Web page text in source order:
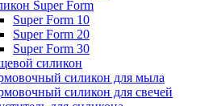
Super Form
Super Form 10
Super Form 20
Super Form 30
силикон
силикон для мыла
силикон для свечей